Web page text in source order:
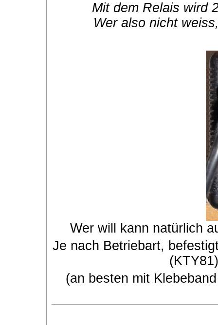
Mit dem Relais wird
Wer also nicht
Wer will kann natürlich
Je nach Betriebart,
(an besten mit